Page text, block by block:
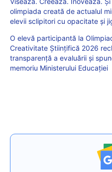
olimpiada creată de actualul
elevii sclipitori cu opacitate și
O elevă participantă la
Creativitate Științifică 2026
transparență a evaluării și
memoriu Ministerului Educației